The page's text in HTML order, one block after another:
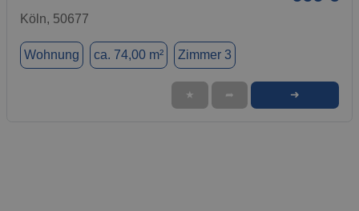
Köln, 50677
Wohnung ca. 74,00 m² Zimmer 3
★ ➦ ➜